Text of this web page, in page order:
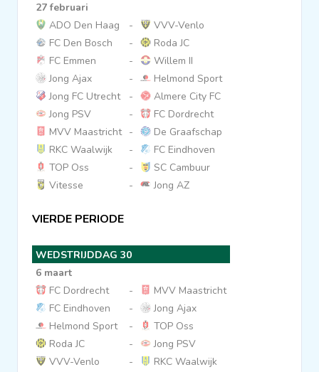
27 februari
ADO Den Haag
-
VVV-Venlo
FC Den Bosch
-
Roda JC
FC Emmen
-
Willem II
Jong Ajax
-
Helmond Sport
Jong FC Utrecht
-
Almere City FC
Jong PSV
-
FC Dordrecht
MVV Maastricht -
De Graafschap
RKC Waalwijk
-
FC Eindhoven
TOP Oss
-
SC Cambuur
Vitesse
- Jong AZ
VIERDE PERIODE
WEDSTRIJDDAG 30
6 maart
FC Dordrecht
-
MVV Maastricht
FC Eindhoven
-
Jong Ajax
Helmond Sport
-
TOP Oss
Roda JC
-
Jong PSV
VVV-Venlo
-
RKC Waalwijk